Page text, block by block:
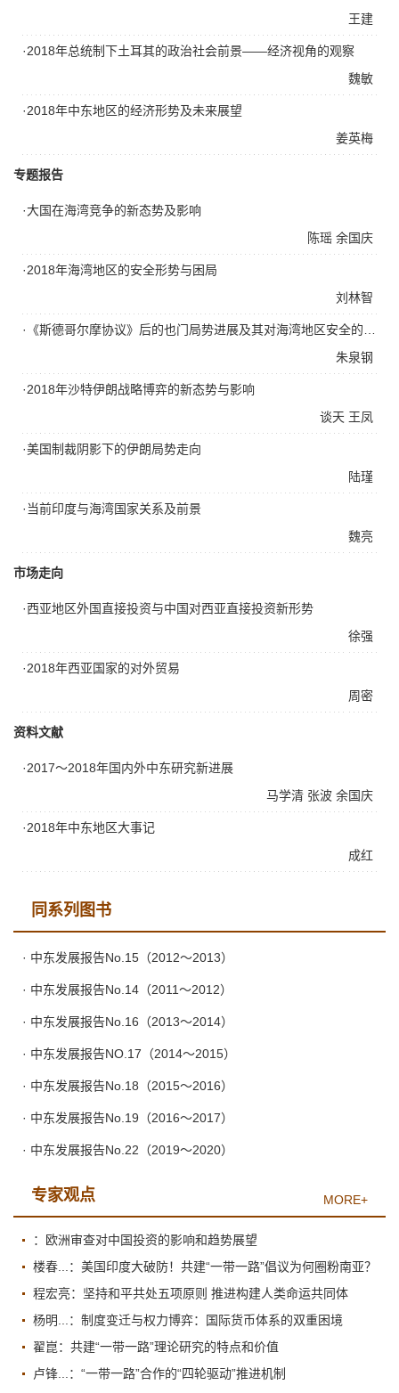
王建
魏敏
·2018年总统制下土耳其的政治社会前景——经济视角的观察
姜英梅
·2018年中东地区的经济形势及未来展望
专题报告
余国庆
陈瑶
·大国在海湾竞争的新态势及影响
刘林智
·2018年海湾地区的安全形势与困局
朱泉钢
·《斯德哥尔摩协议》后的也门局势进展及其对海湾地区安全的影响
王凤
谈天
·2018年沙特伊朗战略博弈的新态势与影响
陆瑾
·美国制裁阴影下的伊朗局势走向
魏亮
·当前印度与海湾国家关系及前景
市场走向
徐强
·西亚地区外国直接投资与中国对西亚直接投资新形势
周密
·2018年西亚国家的对外贸易
资料文献
余国庆
马学清 张波
·2017～2018年国内外中东研究新进展
成红
·2018年中东地区大事记
同系列图书
· 中东发展报告No.15（2012～2013）
· 中东发展报告No.14（2011～2012）
· 中东发展报告No.16（2013～2014）
· 中东发展报告NO.17（2014～2015）
· 中东发展报告No.18（2015～2016）
· 中东发展报告No.19（2016～2017）
· 中东发展报告No.22（2019～2020）
专家观点 MORE+
：欧洲审查对中国投资的影响和趋势展望
楼春...：美国印度大破防！共建“一带一路”倡议为何圈粉南亚？
程宏亮：坚持和平共处五项原则 推进构建人类命运共同体
杨明...：制度变迁与权力博弈：国际货币体系的双重困境
翟崑：共建“一带一路”理论研究的特点和价值
卢锋...：“一带一路”合作的“四轮驱动”推进机制